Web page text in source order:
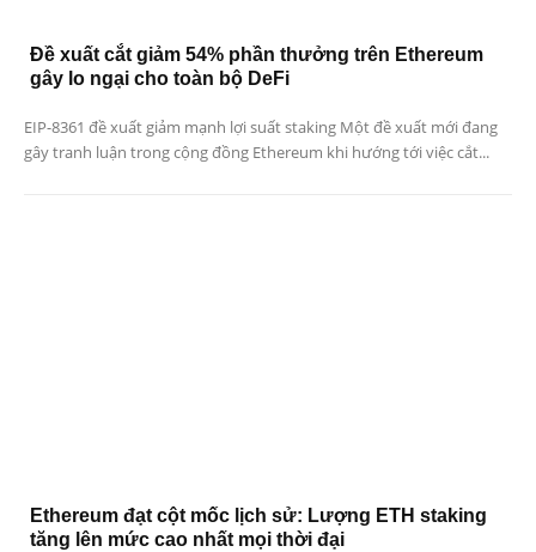
Đề xuất cắt giảm 54% phần thưởng trên Ethereum
gây lo ngại cho toàn bộ DeFi
EIP-8361 đề xuất giảm mạnh lợi suất staking Một đề xuất mới đang
gây tranh luận trong cộng đồng Ethereum khi hướng tới việc cắt...
Ethereum đạt cột mốc lịch sử: Lượng ETH staking
tăng lên mức cao nhất mọi thời đại